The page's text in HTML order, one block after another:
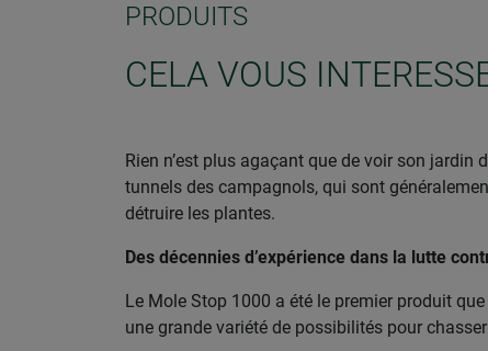
PRODUITS
CELA VOUS
Rien n’est plus agaçant que de voir son
tunnels des campagnols, qui sont
détruire les plantes.
Des décennies d’expérience dans la lutte
Le Mole Stop 1000 a été le premier produit
une grande variété de possibilités pour